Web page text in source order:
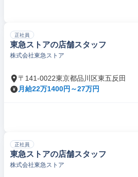
正社員
東急ストアの店舗スタッフ
株式会社東急ストア
〒141-0022東京都品川区東五反田
月給22万1400円～27万円
正社員
東急ストアの店舗スタッフ
株式会社東急ストア